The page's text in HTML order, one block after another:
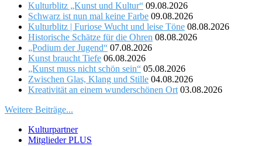
Kulturblitz „Kunst und Kultur“ 09.08.2026
Schwarz ist nun mal keine Farbe 09.08.2026
Kulturblitz | Furiose Wucht und leise Töne 08.08.2026
Historische Schätze für die Ohren 08.08.2026
„Podium der Jugend“ 07.08.2026
Kunst braucht Tiefe 06.08.2026
„Kunst muss nicht schön sein“ 05.08.2026
Zwischen Glas, Klang und Stille 04.08.2026
Kreativität an einem wunderschönen Ort 03.08.2026
Weitere Beiträge...
Kulturpartner
Mitglieder PLUS